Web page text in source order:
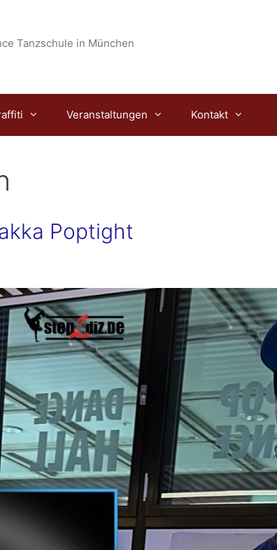
Tanzschule in München
Veranstaltungen Kontakt
Poptight